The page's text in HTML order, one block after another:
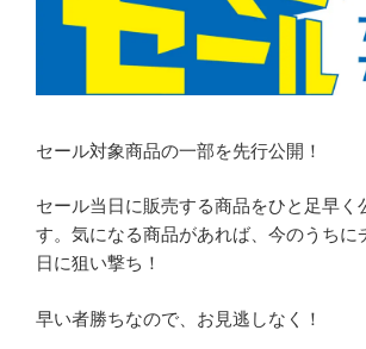
日本刀・模造刀
アーチェリー
買取メーカー
東京マルイ
マルシン
マルゼン
セール対象商品の一部を先行公開！
セール当日に販売する商品をひと足早く
す。気になる商品があれば、今のうちに
日に狙い撃ち！
早い者勝ちなので、お見逃しなく！